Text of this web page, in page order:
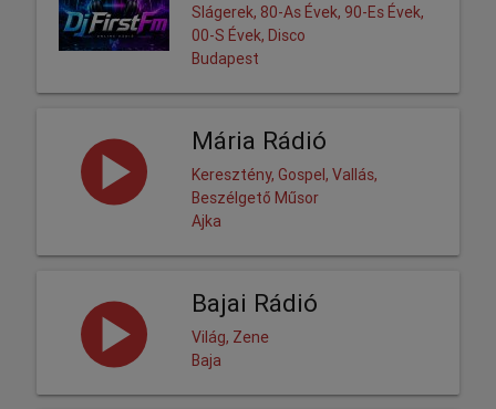
Slágerek, 80-As Évek, 90-Es Évek,
00-S Évek, Disco
Budapest
Mária Rádió
Keresztény, Gospel, Vallás,
Beszélgető Műsor
Ajka
Bajai Rádió
Világ, Zene
Baja